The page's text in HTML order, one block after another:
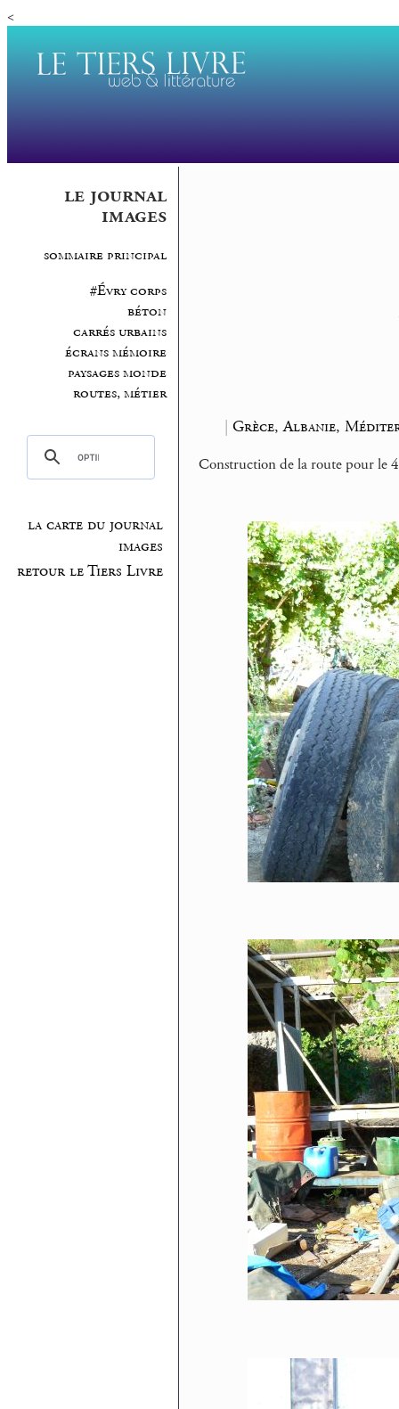
<
le journal
images
sommaire principal
#Évry corps
béton
carrés urbains
écrans mémoire
paysages monde
routes, métier
la carte du journal
images
retour le Tiers Livre
| Grèce, Albanie,
Construction de la route pour le